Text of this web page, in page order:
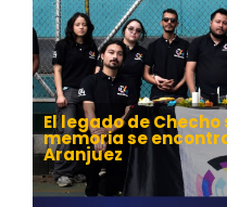
El legado de
memoria se
Aranjuez